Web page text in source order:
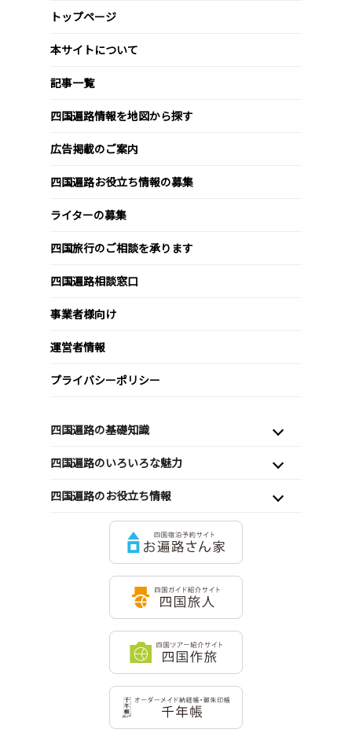
トップページ
本サイトについて
記事一覧
四国遍路情報を地図から探す
広告掲載のご案内
四国遍路お役立ち情報の募集
ライターの募集
四国旅行のご相談を承ります
四国遍路相談窓口
事業者様向け
運営者情報
プライバシーポリシー
四国遍路の基礎知識
四国遍路のいろいろな魅力
四国遍路のお役立ち情報